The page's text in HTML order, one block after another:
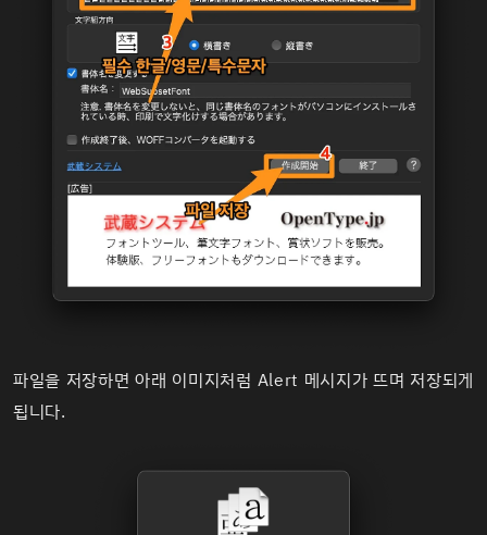
파일을 저장하면 아래 이미지처럼 Alert 메시지가 뜨며 저장되게
됩니다.